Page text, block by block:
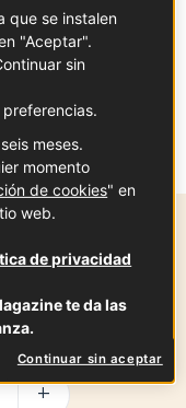
y precocinados,
(echa un vistazo a
también
ramequín
+
que se instalen
"Aceptar".
sin
meses.
momento
de cookies" en
web.
de privacidad
te da las
Continuar sin aceptar